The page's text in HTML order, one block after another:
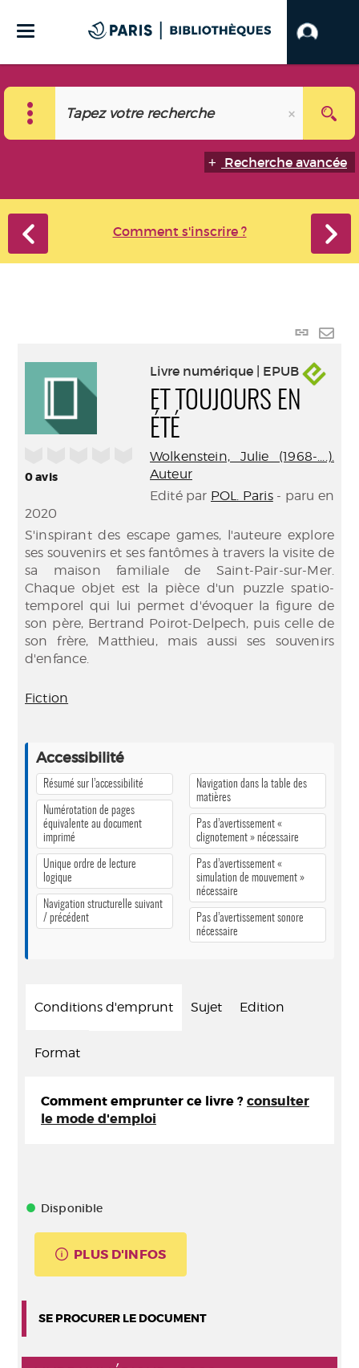
Recherche avancée
Comment s'inscrire ?
Lien
0avis
Livre numérique | EPUB
ET TOUJOURS EN
ÉTÉ
Wolkenstein, Julie (1968-....).
Auteur
Edité par POL. Paris- paru en
2020
S'inspirant des escape games, l'auteure explore
ses souvenirs et ses fantômes à travers la visite de
sa maison familiale de Saint-Pair-sur-Mer.
Chaque objet est la pièce d'un puzzle spatio-
temporel qui lui permet d'évoquer la figure de
son père, Bertrand Poirot-Delpech, puis celle de
son frère, Matthieu, mais aussi ses souvenirs
d'enfance.
Fiction
Accessibilité
Résumé sur l’accessibilité
Numérotation de pages
équivalente au document
imprimé
Unique ordre de lecture
logique
Navigation structurelle suivant
/ précédent
Navigation dans la table des
matières
Pas d’avertissement «
clignotement » nécessaire
Pas d’avertissement «
simulation de mouvement »
nécessaire
Pas d’avertissement sonore
nécessaire
Conditions d'emprunt Sujet Edition
Format
Comment emprunter ce livre ? consulter
le mode d'emploi
Disponible
PLUS D'INFOS
SE PROCURER LE DOCUMENT